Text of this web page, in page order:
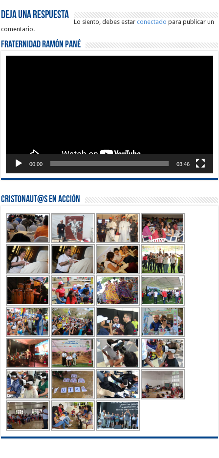
Deja una respuesta
Lo siento, debes estarconectado para publicar un
comentario.
Fraternidad Ramón Pané
00:00 03:46
Cristonaut@s en Acción